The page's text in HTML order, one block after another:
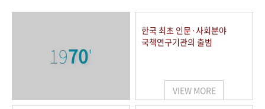
키워드로 보는 연구 역사
연구자들
사진 아카이브 문서 기록물 행정박물 영상 기록물
1970'
한국 최초 인문·사회분야
국책연구기관의 출범
VIEW MORE